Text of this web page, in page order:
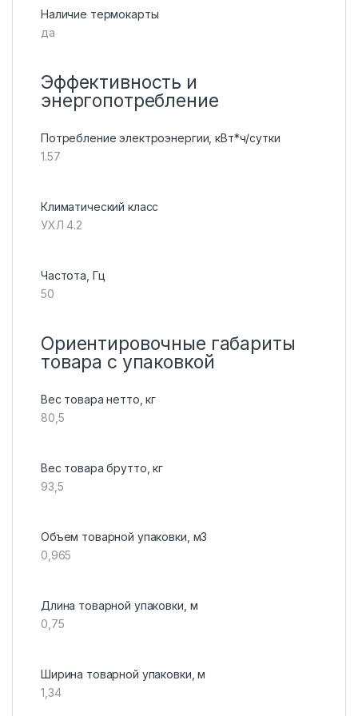
Наличие термокарты
да
Эффективность и
энергопотребление
Потребление электроэнергии, кВт*ч/сутки
1.57
Климатический класс
УХЛ 4.2
Частота, Гц
50
Ориентировочные габариты
товара с упаковкой
Вес товара нетто, кг
80,5
Вес товара брутто, кг
93,5
Объем товарной упаковки, м3
0,965
Длина товарной упаковки, м
0,75
Ширина товарной упаковки, м
1,34